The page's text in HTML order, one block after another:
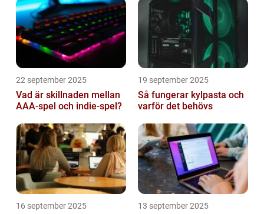
22 september 2025
Vad är skillnaden mellan
AAA-spel och indie-spel?
19 september 2025
Så fungerar kylpasta och
varför det behövs
16 september 2025 13 september 2025